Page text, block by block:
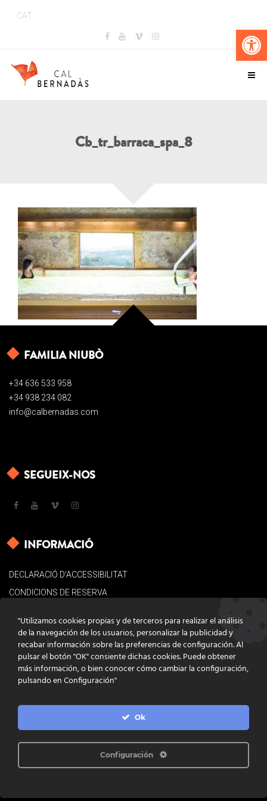
CAT
Cb_tr_barraca_spa_8
FAMILIA NIUBÒ
+34 636 533 958
+34 938 234 082
info@calbernadas.com
SEGUEIX-NOS
INFORMACIÓ
DECLARACIÓ D’ACCESSIBILITAT
CONDICIONS DE RESERVA
POLÍTICA DE COOKIES
CONTACTE
PROGRAMACIÓ INFOACTIVA'T
"Utilizamos cookies propias y de terceros para realizar el análisis
de la navegación de los usuarios, personalizar la publicidad y
recabar información sobre las preferencias de configuración. Al
pulsar el botón "OK" consiente dichas cookies. Puede obtener
más información, o bien conocer cómo cambiar la configuración,
pulsando en Configuración"
Ok
Configuración